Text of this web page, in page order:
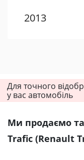
2013
2010
2009
2008
Для точного
у вас автомобіль
Ми продаємо
Trafic (Renault